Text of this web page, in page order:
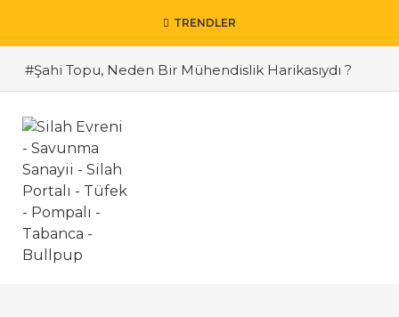
TRENDLER
#Şahi Topu, Neden Bir Mühendislik Harikasıydı ?